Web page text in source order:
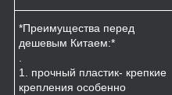
*Преимущества перед
дешевым Китаем:*
.
1. прочный пластик- крепкие
крепления особенно